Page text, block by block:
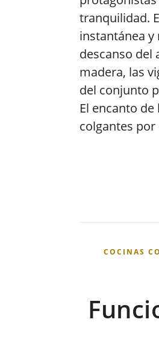
tranquilidad.
instantánea
descanso del
madera, las
del conjunto
El encanto
colgantes
COCINAS